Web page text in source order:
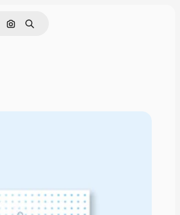
Nach Bild suchen
Suchen